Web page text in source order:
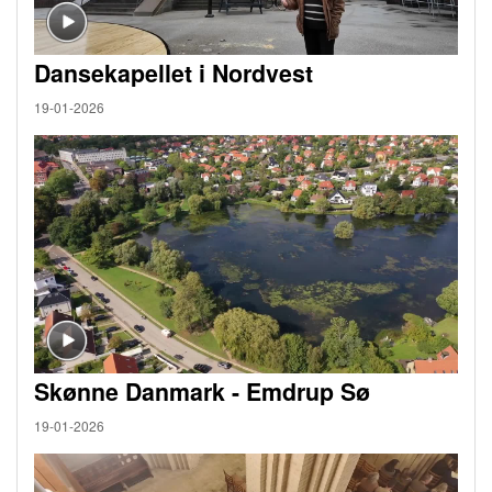
Dansekapellet i Nordvest
19-01-2026
Skønne Danmark - Emdrup Sø
19-01-2026